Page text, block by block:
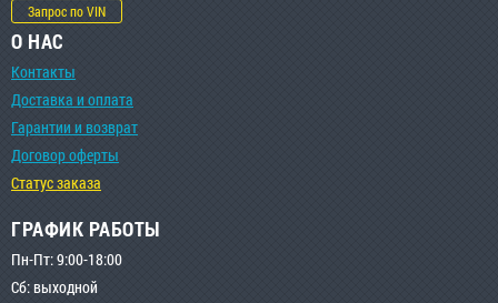
Запрос по VIN
О НАС
Контакты
Доставка и оплата
Гарантии и возврат
Договор оферты
Статус заказа
ГРАФИК РАБОТЫ
Пн-Пт: 9:00-18:00
Сб: выходной